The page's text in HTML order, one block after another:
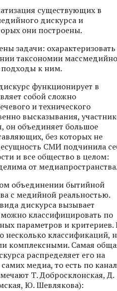
существующих в
дискурса и
они построены.
задачи: охарактеризовать
таксономии
подходы к ним.
функционирует в
собой сложно
и технического
высказывания,
он объединяет большое
без которых не
СМИ подчинила
и все общество в целом:
от
объединении бытийной
с медийной реальностью.
дискурса вызывает
классифицировать по
параметров и критериев.
несколько классификаций,
комплексными. Самая
распределяет его на
медиа, то есть по
Т. Добросклонская, Д.
Ю. Шевлякова):